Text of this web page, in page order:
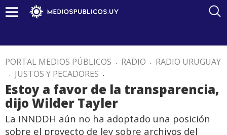
PORTAL MEDIOS PÚBLICOS . RADIO . RADIO URUGUAY
. JUSTOS Y PECADORES .
Estoy a favor de la transparencia,
dijo Wilder Tayler
La INNDDH aún no ha adoptado una posición
sobre el proyecto de ley sobre archivos del